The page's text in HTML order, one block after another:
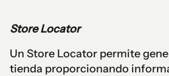
Store Locator
Un Store Locator permite
tienda proporcionando